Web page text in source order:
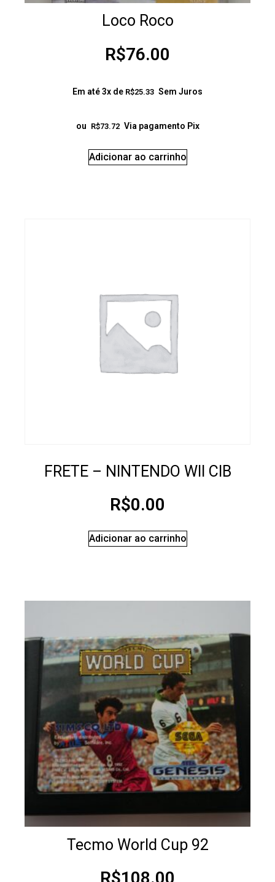
Loco Roco
R$76.00
Em até 3x de R$25.33 Sem Juros
ou R$73.72 Via pagamento Pix
Adicionar ao carrinho
FRETE – NINTENDO WII CIB
R$0.00
Adicionar ao carrinho
Tecmo World Cup 92